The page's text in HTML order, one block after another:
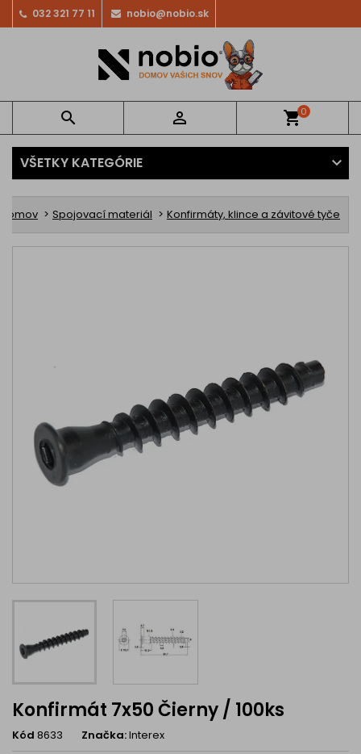
032 321 77 11 nobio@nobio.sk
  shopping_cart0
VŠETKY KATEGÓRIE
Domov Spojovací materiál Konfirmáty, klince a závitové tyče
Konfirmát 7x50 Čierny / 100ks
Kód 8633 Značka:Interex